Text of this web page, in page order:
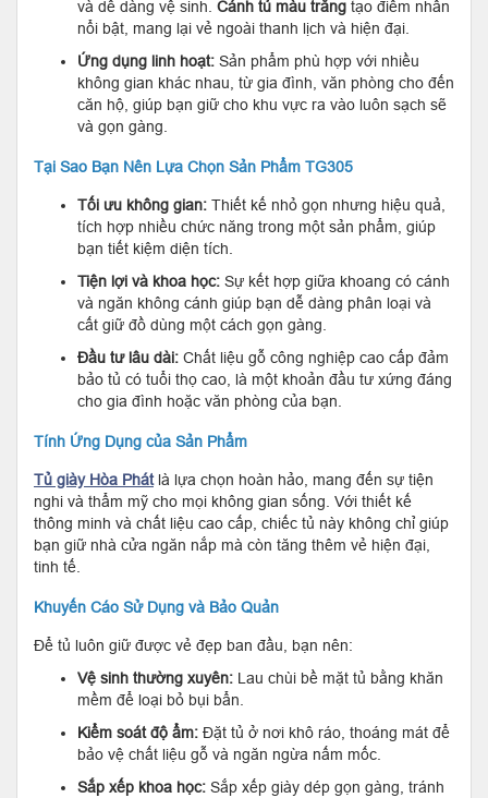
và dễ dàng vệ sinh. Cánh tủ màu trắng tạo điểm nhấn
nổi bật, mang lại vẻ ngoài thanh lịch và hiện đại.
Ứng dụng linh hoạt: Sản phẩm phù hợp với nhiều
không gian khác nhau, từ gia đình, văn phòng cho đến
căn hộ, giúp bạn giữ cho khu vực ra vào luôn sạch sẽ
và gọn gàng.
Tại Sao Bạn Nên Lựa Chọn Sản Phẩm TG305
Tối ưu không gian: Thiết kế nhỏ gọn nhưng hiệu quả,
tích hợp nhiều chức năng trong một sản phẩm, giúp
bạn tiết kiệm diện tích.
Tiện lợi và khoa học: Sự kết hợp giữa khoang có cánh
và ngăn không cánh giúp bạn dễ dàng phân loại và
cất giữ đồ dùng một cách gọn gàng.
Đầu tư lâu dài: Chất liệu gỗ công nghiệp cao cấp đảm
bảo tủ có tuổi thọ cao, là một khoản đầu tư xứng đáng
cho gia đình hoặc văn phòng của bạn.
Tính Ứng Dụng của Sản Phẩm
Tủ giày Hòa Phátlà lựa chọn hoàn hảo, mang đến sự tiện
nghi và thẩm mỹ cho mọi không gian sống. Với thiết kế
thông minh và chất liệu cao cấp, chiếc tủ này không chỉ giúp
bạn giữ nhà cửa ngăn nắp mà còn tăng thêm vẻ hiện đại,
tinh tế.
Khuyến Cáo Sử Dụng và Bảo Quản
Để tủ luôn giữ được vẻ đẹp ban đầu, bạn nên:
Vệ sinh thường xuyên: Lau chùi bề mặt tủ bằng khăn
mềm để loại bỏ bụi bẩn.
Kiểm soát độ ẩm: Đặt tủ ở nơi khô ráo, thoáng mát để
bảo vệ chất liệu gỗ và ngăn ngừa nấm mốc.
Sắp xếp khoa học: Sắp xếp giày dép gọn gàng, tránh